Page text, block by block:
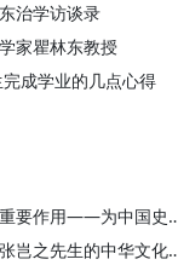
治学访谈录
家瞿林东教授
成学业的几点心得
瞿林东：论史学在人类推进社会历史
瞿林东：人文精神与会通精